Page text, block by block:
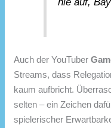
Auch der YouTuber
Streams, dass
kaum aufbricht.
selten – ein Zeichen
spielerischer